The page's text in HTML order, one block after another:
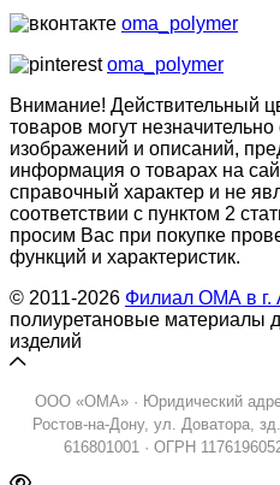
oma_polymer
oma_polymer
Внимание! Действительный
товаров могут незначительно
изображений и описаний,
информация о товарах на
справочный характер и не
соответствии с пунктом 2
просим Вас при покупке
функций и характеристик.
© 2011-2026 Филиал ОМА в г.
полиуретановые материалы
изделий
ООО «ОМА» · Юридический
Ростов-на-Дону, ул. Доватора,
616801001 · ОГРН